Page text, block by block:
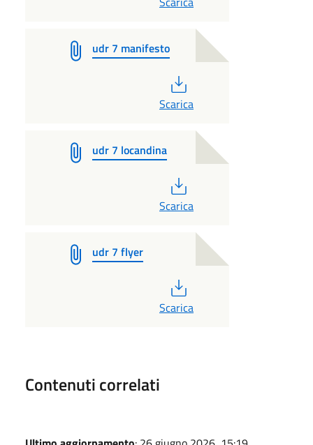
udr 7 manifesto
Scarica
udr 7 locandina
Scarica
udr 7 flyer
Scarica
Contenuti correlati